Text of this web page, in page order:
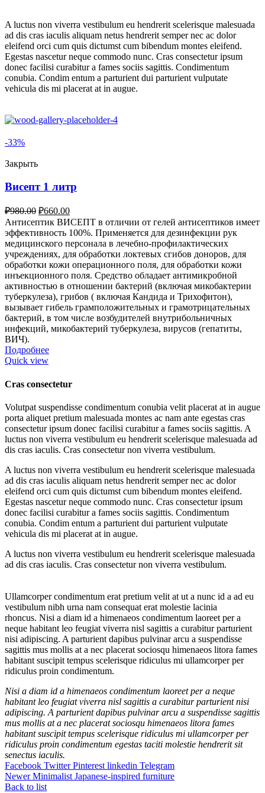
A luctus non viverra vestibulum eu hendrerit scelerisque malesuada
ad dis cras iaculis aliquam netus hendrerit semper nec ac dolor
eleifend orci cum quis dictumst cum bibendum montes eleifend.
Egestas nascetur neque commodo nunc. Cras consectetur ipsum
donec facilisi curabitur a fames sociis sagittis. Condimentum
conubia. Condim entum a parturient dui parturient vulputate
vehicula dis mi placerat at in augue.
-33%
Закрыть
Висепт 1 литр
₽980.00 ₽660.00
Антисептик ВИСЕПТ в отличии от гелей антисептиков имеет
эффективность 100%. Применяется для дезинфекции рук
медицинского персонала в лечебно-профилактических
учреждениях, для обработки локтевых сгибов доноров, для
обработки кожи операционного поля, для обработки кожи
инъекционного поля. Средство обладает антимикробной
активностью в отношении бактерий (включая микобактерии
туберкулеза), грибов ( включая Кандида и Трихофитон),
вызывает гибель грамположительных и грамотрицательных
бактерий, в том числе возбудителей внутрибольничных
инфекций, микобактерий туберкулеза, вирусов (гепатиты,
ВИЧ).
Подробнее
Quick view
Cras consectetur
Volutpat suspendisse condimentum conubia velit placerat at in augue
porta aliquet pretium malesuada montes ac nam ante egestas cras
consectetur ipsum donec facilisi curabitur a fames sociis sagittis. A
luctus non viverra vestibulum eu hendrerit scelerisque malesuada ad
dis cras iaculis. Cras consectetur non viverra vestibulum.
A luctus non viverra vestibulum eu hendrerit scelerisque malesuada
ad dis cras iaculis aliquam netus hendrerit semper nec ac dolor
eleifend orci cum quis dictumst cum bibendum montes eleifend.
Egestas nascetur neque commodo nunc. Cras consectetur ipsum
donec facilisi curabitur a fames sociis sagittis. Condimentum
conubia. Condim entum a parturient dui parturient vulputate
vehicula dis mi placerat at in augue.
A luctus non viverra vestibulum eu hendrerit scelerisque malesuada
ad dis cras iaculis. Cras consectetur non viverra vestibulum.
Ullamcorper condimentum erat pretium velit at ut a nunc id a ad eu
vestibulum nibh urna nam consequat erat molestie lacinia
rhoncus. Nisi a diam id a himenaeos condimentum laoreet per a
neque habitant leo feugiat viverra nisl sagittis a curabitur parturient
nisi adipiscing. A parturient dapibus pulvinar arcu a suspendisse
sagittis mus mollis at a nec placerat sociosqu himenaeos litora fames
habitant suscipit tempus scelerisque ridiculus mi ullamcorper per
ridiculus proin condimentum.
Nisi a diam id a himenaeos condimentum laoreet per a neque
habitant leo feugiat viverra nisl sagittis a curabitur parturient nisi
adipiscing. A parturient dapibus pulvinar arcu a suspendisse sagittis
mus mollis at a nec placerat sociosqu himenaeos litora fames
habitant suscipit tempus scelerisque ridiculus mi ullamcorper per
ridiculus proin condimentum egestas taciti molestie hendrerit sit
senectus iaculis.
Facebook Twitter Pinterest linkedin Telegram
Newer Minimalist Japanese-inspired furniture
Back to list